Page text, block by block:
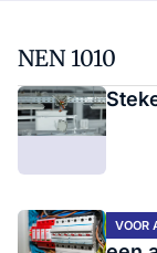
NEN 1010
VOOR